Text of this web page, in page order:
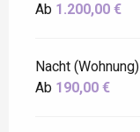
Ab 1.200,00 €
Nacht (Wohnung)
Ab 190,00 €